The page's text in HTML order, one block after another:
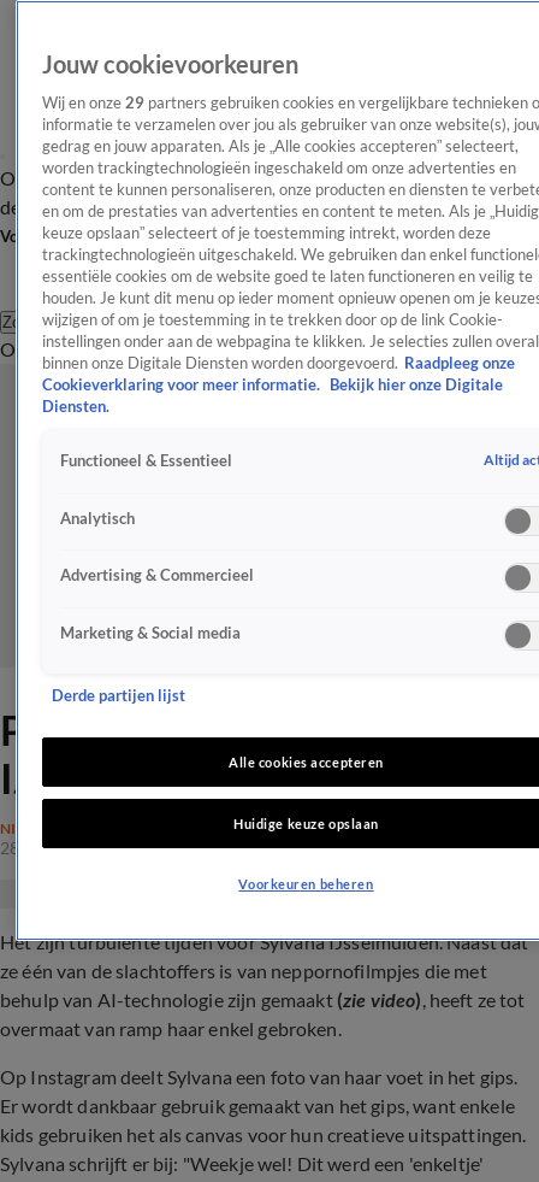
OverzichtAfleveringen Entertainment TV Algemeen
Tip
de redactieNieuwsbrief
Volg Shownieuws
Zoeken
OverzichtEntertainmentSpraakmakendRealityCrimeVideo's
Pijnlijke breuk voor Sylvana
IJsselmuiden
NIEUWS
28 mrt 2024, 16:10
Het zijn turbulente tijden voor Sylvana IJsselmuiden. Naast dat
ze één van de slachtoffers is van neppornofilmpjes die met
behulp van AI-technologie zijn gemaakt(zie video), heeft ze tot
overmaat van ramp haar enkel gebroken.
Op Instagram deelt Sylvana een foto van haar voet in het gips.
Er wordt dankbaar gebruik gemaakt van het gips, want enkele
kids gebruiken het als canvas voor hun creatieve uitspattingen.
Sylvana schrijft er bij: "Weekje wel! Dit werd een 'enkeltje'
Jouw cookievoorkeuren
Wij en onze 29 partners gebruiken cookies en vergelijkbare technieken
informatie te verzamelen over jou als gebruiker van onze website(s),
gedrag en jouw apparaten. Als je „Alle cookies accepteren” selecteert,
worden trackingtechnologieën ingeschakeld om onze advertenties en
content te kunnen personaliseren, onze producten en diensten te
en om de prestaties van advertenties en content te meten. Als je
keuze opslaan” selecteert of je toestemming intrekt, worden deze
trackingtechnologieën uitgeschakeld. We gebruiken dan enkel
essentiële cookies om de website goed te laten functioneren en veilig te
houden. Je kunt dit menu op ieder moment opnieuw openen om je
wijzigen of om je toestemming in te trekken door op de link Cookie-
instellingen onder aan de webpagina te klikken. Je selecties zullen overal
binnen onze Digitale Diensten worden doorgevoerd. Raadpleeg onze
Cookieverklaring voor meer informatie.
Bekijk hier onze Digitale
Diensten.
Functioneel & Essentieel Altijd
Analytisch
Advertising & Commercieel
Marketing & Social media
Derde partijen lijst
Alle cookies accepteren
Huidige keuze opslaan
Voorkeuren beheren